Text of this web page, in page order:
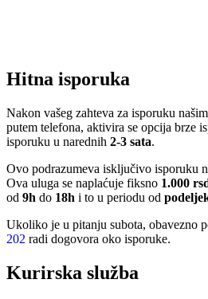
Hitna isporuka
Nakon vašeg zahteva za isporuku
putem telefona, aktivira se opcija brze
isporuku u narednih 2-3 sata.
Ovo podrazumeva isključivo isporuku
Ova uluga se naplaćuje fiksno 1.000
od 9h do 18h i to u periodu od
Ukoliko je u pitanju subota, obavezno
202 radi dogovora oko isporuke.
Kurirska služba